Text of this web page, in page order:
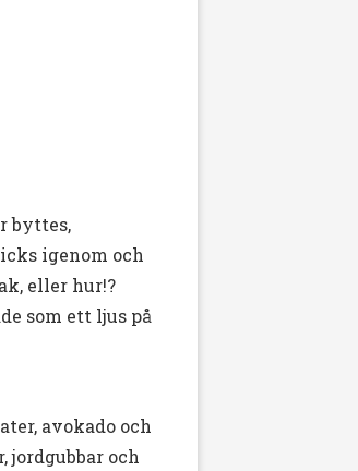
byttes,
igenom och
eller hur!?
som ett ljus på
avokado och
och